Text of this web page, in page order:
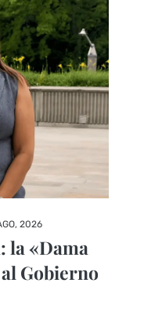
2026
la «Dama
Gobierno